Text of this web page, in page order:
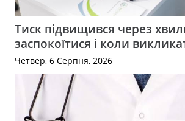
Тиск підвищився через
заспокоїтися і коли
Четвер, 6 Серпня, 2026